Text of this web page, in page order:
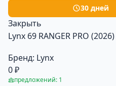
30 дней
Закрыть
Lynx 69 RANGER PRO (2026)
Бренд: Lynx
0 ₽
предложений: 1